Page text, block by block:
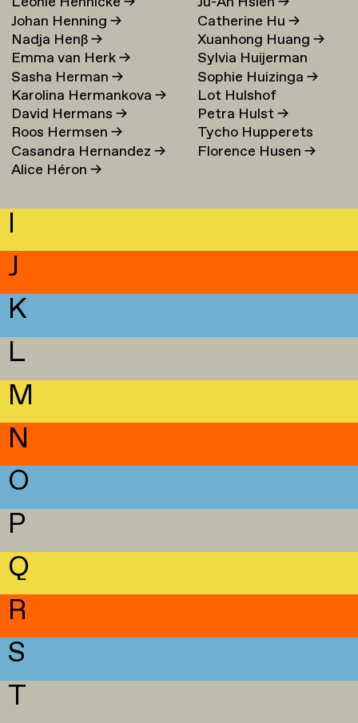
Johan Henning→
Nadja Henß→
Emma van Herk→
Sasha Herman→
Karolina Hermankova→
David Hermans→
Roos Hermsen→
Casandra Hernandez→
Alice Héron→
Catherine Hu→
Xuanhong Huang→
Sylvia Huijerman
Sophie Huizinga→
Lot Hulshof
Petra Hulst→
Tycho Hupperets
Florence Husen→
I
J
K
L
M
N
O
P
Q
R
S
T